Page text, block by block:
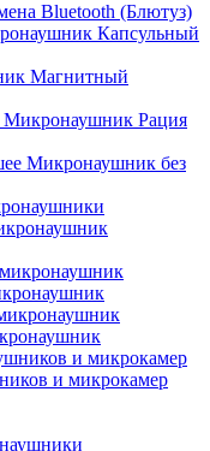
Bluetooth (Блютуз)
Капсульный
Магнитный
Микронаушник Рация
Микронаушник без
и микрокамер